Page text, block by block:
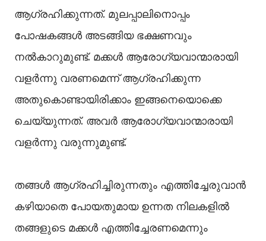
ആഗ്രഹിക്കുന്നത്. മുലപ്പാലിനൊപ്പം
പോഷകങ്ങൾ അടങ്ങിയ ഭക്ഷണവും
നൽകാറുമുണ്ട്. മക്കൾ ആരോഗ്യവാന്മാരായി
വളർന്നു വരണമെന്ന് ആഗ്രഹിക്കുന്ന
അതുകൊണ്ടായിരിക്കാം ഇങ്ങനെയൊക്കെ
ചെയ്യുന്നത്. അവർ ആരോഗ്യവാന്മാരായി
വളർന്നു വരുന്നുമുണ്ട്.
തങ്ങൾ ആഗ്രഹിച്ചിരുന്നതും എത്തിച്ചേരുവാൻ
കഴിയാതെ പോയതുമായ ഉന്നത നിലകളിൽ
തങ്ങളുടെ മക്കൾ എത്തിച്ചേരണമെന്നും